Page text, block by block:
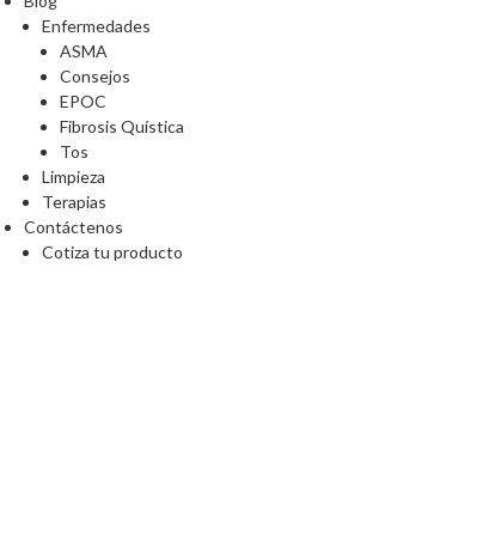
Enfermedades
ASMA
Consejos
EPOC
Fibrosis Quística
Tos
Limpieza
Terapias
Contáctenos
Cotiza tu producto